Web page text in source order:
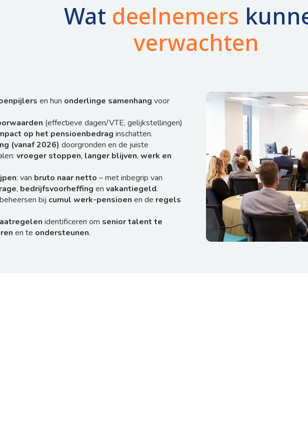
Wat deelnemers
verwachten
en hun onderlinge samenhang voor
(effectieve dagen/VTE, gelijkstellingen)
op het pensioenbedrag inschatten.
(vanaf 2026) doorgronden en de juiste
vroeger stoppen, langer blijven, werk en
: van bruto naar netto – met inbegrip van
, bedrijfsvoorheffing en vakantiegeld.
beheersen bij cumul werk-pensioen en de regels
identificeren om senior talent te
en te ondersteunen.